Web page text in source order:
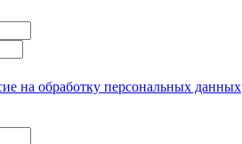
на обработку персональных данных